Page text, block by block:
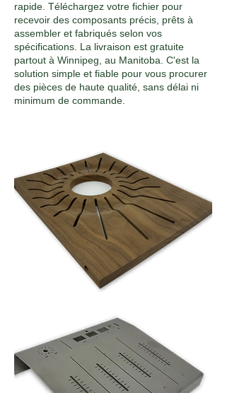
rapide. Téléchargez votre fichier pour
recevoir des composants précis, prêts à
assembler et fabriqués selon vos
spécifications. La livraison est gratuite
partout à Winnipeg, au Manitoba. C'est la
solution simple et fiable pour vous procurer
des pièces de haute qualité, sans délai ni
minimum de commande.